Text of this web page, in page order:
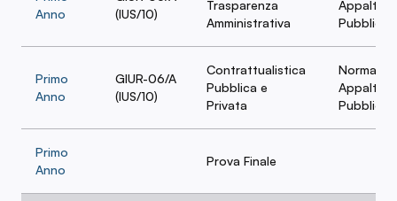
Anno
(IUS/10)
Trasparenza
Amministrativa
Appalti
Pubblici
Primo
Anno
GIUR-06/A
(IUS/10)
Contrattualistica
Pubblica e
Privata
Normativa
Appalti
Pubblici
Primo
Anno
Prova Finale